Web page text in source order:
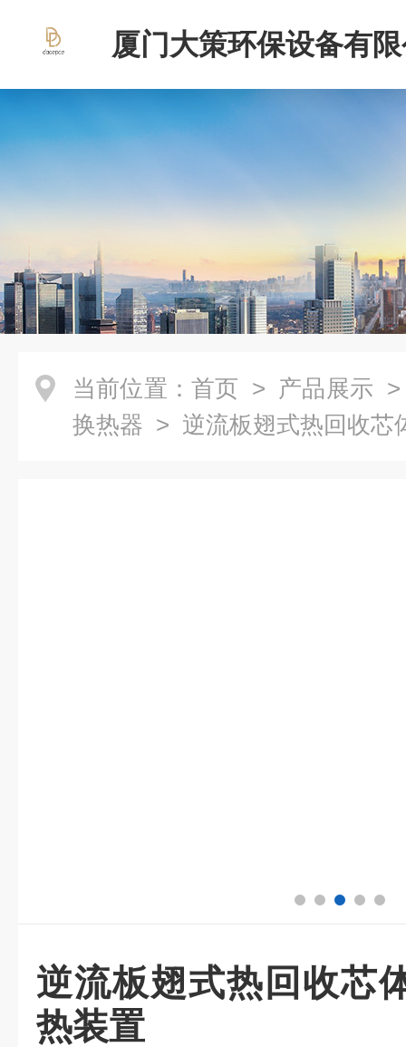
厦门大策环保设备有
当前位置： 首页 > 产品展示
换热器 > 逆流板翅式热回收芯
逆流板翅式热回收芯
热装置